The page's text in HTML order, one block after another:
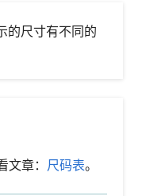
的尺寸有不同的
章： 尺码表。